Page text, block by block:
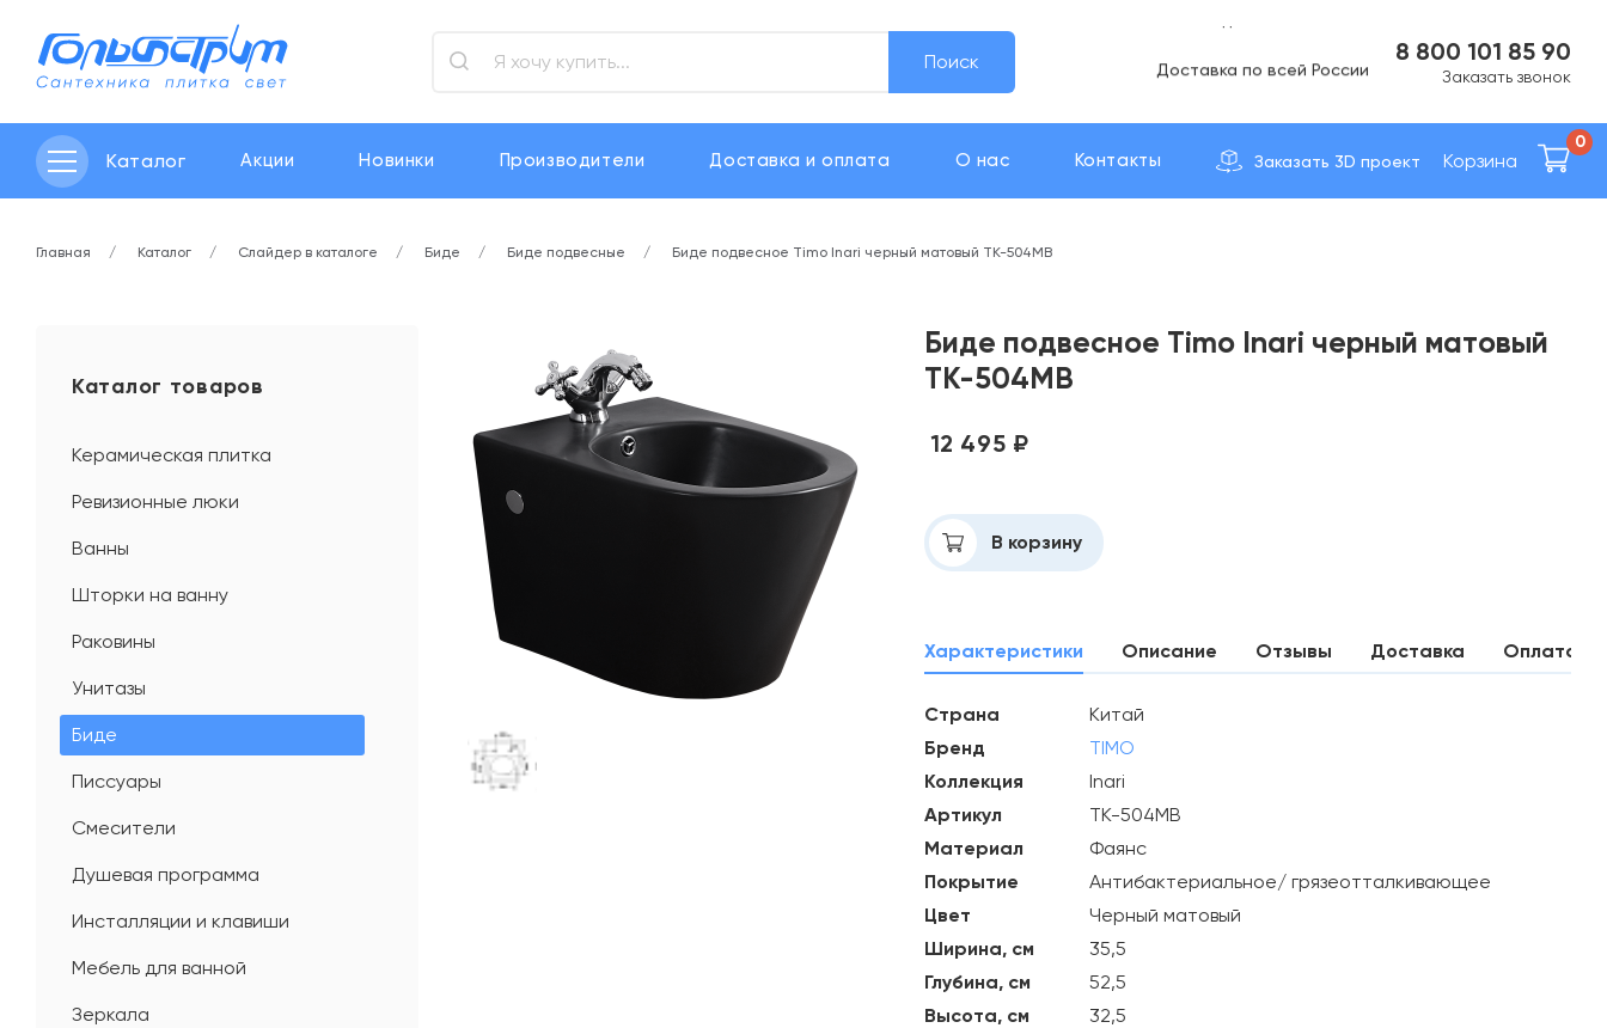
Поиск Доставка по вcей России 8 800 101 85 90
Заказать звонок
Каталог Акции Новинки Производители Доставка и оплата О нас Контакты Заказать 3D проект Корзина
0
Главная Каталог Слайдер в каталоге Биде Биде подвесные Биде подвесное Timo Inari черный матовый TK-504MB
Каталог товаров
Керамическая плитка
Ревизионные люки
Ванны
Шторки на ванну
Раковины
Унитазы
Биде
Писсуары
Смесители
Душевая программа
Инсталляции и клавиши
Мебель для ванной
Зеркала
Биде подвесное Timo Inari черный матовый
TK-504MB
12 495 ₽
Добавлено В корзину
Характеристики Описание Отзывы Доставка Оплата
Страна
Китай
Бренд
TIMO
Коллекция
Inari
Артикул
TK-504MB
Материал
Фаянс
Покрытие
Антибактериальное/ грязеотталкивающее
Цвет
Черный матовый
Ширина, см
35,5
Глубина, см
52,5
Высота, см
32,5